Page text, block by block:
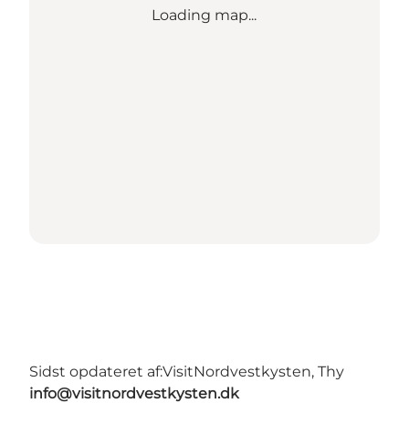
Loading map...
Sidst opdateret af:VisitNordvestkysten, Thy
info@visitnordvestkysten.dk